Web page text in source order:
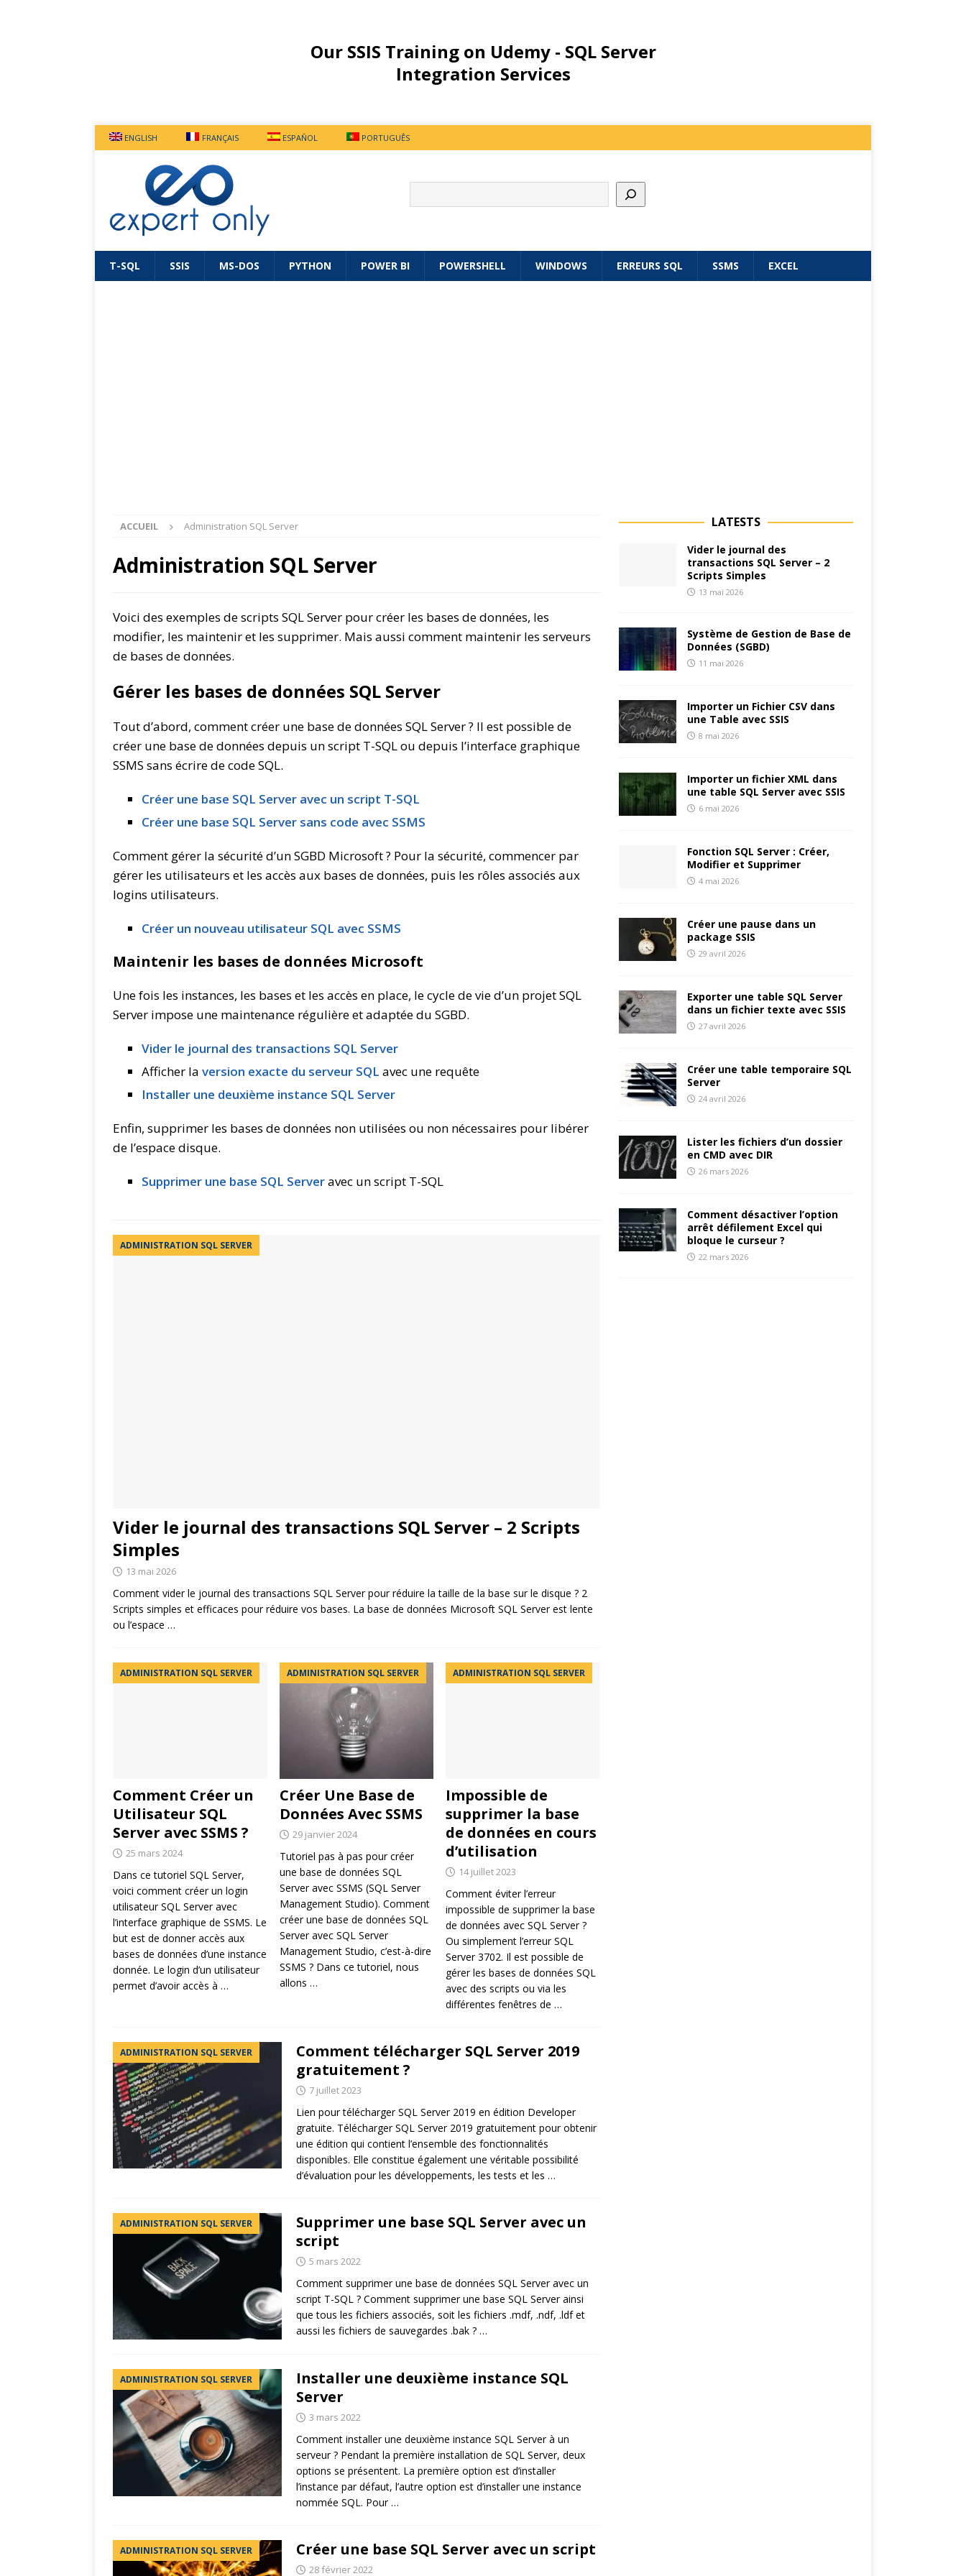
Our SSIS Training on Udemy - SQL Server
Integration Services
ENGLISH FRANÇAIS ESPAÑOL PORTUGUÊS
T-SQL SSIS MS-DOS PYTHON POWER BI POWERSHELL WINDOWS ERREURS SQL SSMS EXCEL
ACCUEIL Administration SQL Server
Administration SQL Server
Voici des exemples de scripts SQL Server pour créer les bases de données, les
modifier, les maintenir et les supprimer. Mais aussi comment maintenir les serveurs
de bases de données.
Gérer les bases de données SQL Server
Tout d’abord, comment créer une base de données SQL Server ? Il est possible de
créer une base de données depuis un script T-SQL ou depuis l’interface graphique
SSMS sans écrire de code SQL.
Créer une base SQL Server avec un script T-SQL
Créer une base SQL Server sans code avec SSMS
Comment gérer la sécurité d’un SGBD Microsoft ? Pour la sécurité, commencer par
gérer les utilisateurs et les accès aux bases de données, puis les rôles associés aux
logins utilisateurs.
Créer un nouveau utilisateur SQL avec SSMS
Maintenir les bases de données Microsoft
Une fois les instances, les bases et les accès en place, le cycle de vie d’un projet SQL
Server impose une maintenance régulière et adaptée du SGBD.
Vider le journal des transactions SQL Server
Afficher la version exacte du serveur SQL avec une requête
Installer une deuxième instance SQL Server
Enfin, supprimer les bases de données non utilisées ou non nécessaires pour libérer
de l’espace disque.
Supprimer une base SQL Serveravec un script T-SQL
ADMINISTRATION SQL SERVER
Vider le journal des transactions SQL Server – 2 Scripts
Simples
13 mai 2026
Comment vider le journal des transactions SQL Server pour réduire la taille de la base sur le disque ? 2
Scripts simples et efficaces pour réduire vos bases. La base de données Microsoft SQL Server est lente
ou l’espace …
ADMINISTRATION SQL SERVER
Comment Créer un
Utilisateur SQL
Server avec SSMS ?
25 mars 2024
Dans ce tutoriel SQL Server,
voici comment créer un login
utilisateur SQL Server avec
l’interface graphique de SSMS. Le
but est de donner accès aux
bases de données d’une instance
donnée. Le login d’un utilisateur
permet d’avoir accès à …
ADMINISTRATION SQL SERVER
Créer Une Base de
Données Avec SSMS
29 janvier 2024
Tutoriel pas à pas pour créer
une base de données SQL
Server avec SSMS (SQL Server
Management Studio). Comment
créer une base de données SQL
Server avec SQL Server
Management Studio, c’est-à-dire
SSMS ? Dans ce tutoriel, nous
allons …
ADMINISTRATION SQL SERVER
Impossible de
supprimer la base
de données en cours
d’utilisation
14 juillet 2023
Comment éviter l’erreur
impossible de supprimer la base
de données avec SQL Server ?
Ou simplement l’erreur SQL
Server 3702. Il est possible de
gérer les bases de données SQL
avec des scripts ou via les
différentes fenêtres de …
ADMINISTRATION SQL SERVER
Comment télécharger SQL Server 2019
gratuitement ?
7 juillet 2023
Lien pour télécharger SQL Server 2019 en édition Developer
gratuite. Télécharger SQL Server 2019 gratuitement pour obtenir
une édition qui contient l’ensemble des fonctionnalités
disponibles. Elle constitue également une véritable possibilité
d’évaluation pour les développements, les tests et les …
ADMINISTRATION SQL SERVER
Supprimer une base SQL Server avec un
script
5 mars 2022
Comment supprimer une base de données SQL Server avec un
script T-SQL ? Comment supprimer une base SQL Server ainsi
que tous les fichiers associés, soit les fichiers .mdf, .ndf, .ldf et
aussi les fichiers de sauvegardes .bak ? …
ADMINISTRATION SQL SERVER
Installer une deuxième instance SQL
Server
3 mars 2022
Comment installer une deuxième instance SQL Server à un
serveur ? Pendant la première installation de SQL Server, deux
options se présentent. La première option est d’installer
l’instance par défaut, l’autre option est d’installer une instance
nommée SQL. Pour…
ADMINISTRATION SQL SERVER Créer une base SQL Server avec un script
28 février 2022
LATESTS
Vider le journal des
transactions SQL Server – 2
Scripts Simples
13 mai 2026
Système de Gestion de Base de
Données (SGBD)
11 mai 2026
Importer un Fichier CSV dans
une Table avec SSIS
8 mai 2026
Importer un fichier XML dans
une table SQL Server avec SSIS
6 mai 2026
Fonction SQL Server : Créer,
Modifier et Supprimer
4 mai 2026
Créer une pause dans un
package SSIS
29 avril 2026
Exporter une table SQL Server
dans un fichier texte avec SSIS
27 avril 2026
Créer une table temporaire SQL
Server
24 avril 2026
Lister les fichiers d’un dossier
en CMD avec DIR
26 mars 2026
Comment désactiver l’option
arrêt défilement Excel qui
bloque le curseur ?
22 mars 2026